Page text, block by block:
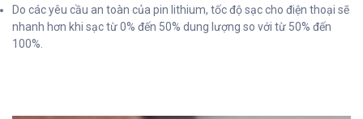
Do các yêu cầu an toàn của pin lithium, tốc độ sạc cho điện thoại sẽ
nhanh hơn khi sạc từ 0% đến 50% dung lượng so với từ 50% đến
100%.